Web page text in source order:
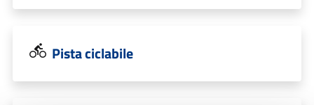
Pista ciclabile